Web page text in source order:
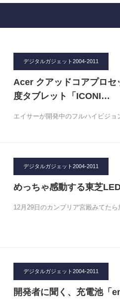
デジタルガジェット2004-2011
Acer クアッドコアプロセ
度タブレット「ICONI…
エイサーが開発中のフルハイビジ
デジタルガジェット2004-2011
めっちゃ感動する東芝LED
12月29日のカンブリア宮殿みてた
デジタルガジェット2004-2011
開発者に聞く、充電池「